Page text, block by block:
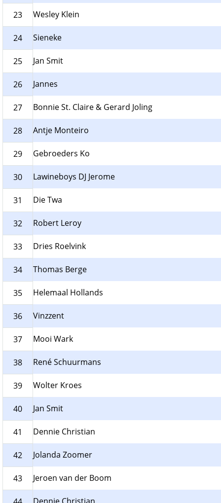
23 Wesley Klein
24 Sieneke
25 Jan Smit
26 Jannes
27 Bonnie St. Claire & Gerard Joling
28 Antje Monteiro
29 Gebroeders Ko
30 Lawineboys DJ Jerome
31 Die Twa
32 Robert Leroy
33 Dries Roelvink
34 Thomas Berge
35 Helemaal Hollands
36 Vinzzent
37 Mooi Wark
38 René Schuurmans
39 Wolter Kroes
40 Jan Smit
41 Dennie Christian
42 Jolanda Zoomer
43 Jeroen van der Boom